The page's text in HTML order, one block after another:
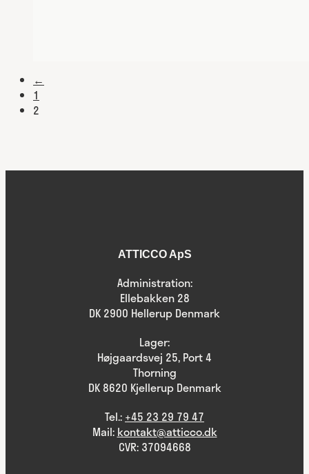
←
1
2
ATTICCO ApS
Administration:
Ellebakken 28
DK 2900 Hellerup Denmark
Lager:
Højgaardsvej 25, Port 4
Thorning
DK 8620 Kjellerup Denmark
Tel.: +45 23 29 79 47
Mail: kontakt@atticco.dk
CVR: 37094668